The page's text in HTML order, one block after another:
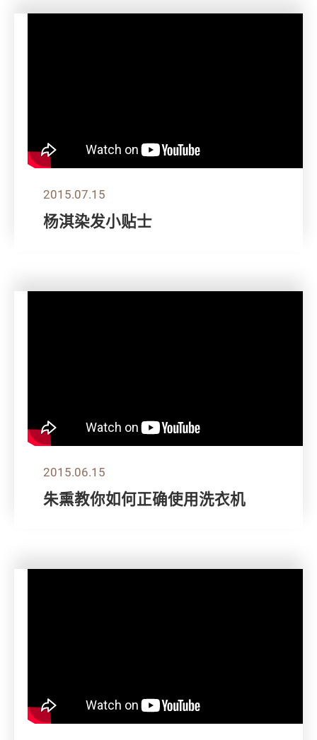
2015.07.15
杨淇染发小贴士
2015.06.15
朱熏教你如何正确使用洗衣机